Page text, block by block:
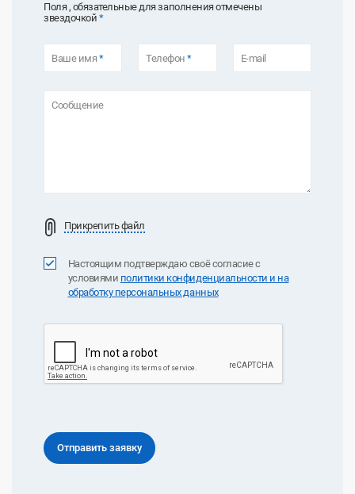
Поля , обязательные для заполнения отмечены
звездочкой *
Ваше имя * Телефон* E-mail
Сообщение
Прикрепить файл
Настоящим подтверждаю своё согласие с
условиями политики конфиденциальноcти и на
обработку персональных данных